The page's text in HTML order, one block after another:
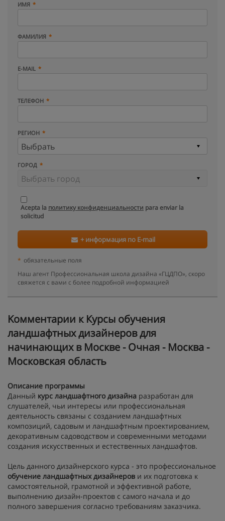
ИМЯ
ФАМИЛИЯ
E-MAIL
ТЕЛЕФОН
РЕГИОН
ГОРОД
Acepta la политику конфиденциальности para enviar la
solicitud
+ информация по E-mail
* обязательные поля
Наш агент Профессиональная школа дизайна «ГЦДПО», скоро
свяжется с вами с более подробной информацией
Kомментарии к Курсы обучения
ландшафтных дизайнеров для
начинающих в Москве - Очная - Москва -
Московская область
Описание программы
Данный курс ландшафтного дизайна разработан для
слушателей, чьи интересы или профессиональная
деятельность связаны с созданием ландшафтных
композиций, садовым и ландшафтным проектированием,
декоративным садоводством и современными методами
создания искусственных и естественных ландшафтов.
Цель данного дизайнерского курса - это профессиональное
обучение ландшафтных дизайнеров и их подготовка к
самостоятельной, грамотной и эффективной работе,
выполнению дизайн-проектов с самого начала и до
полного завершения согласно требованиям заказчика.